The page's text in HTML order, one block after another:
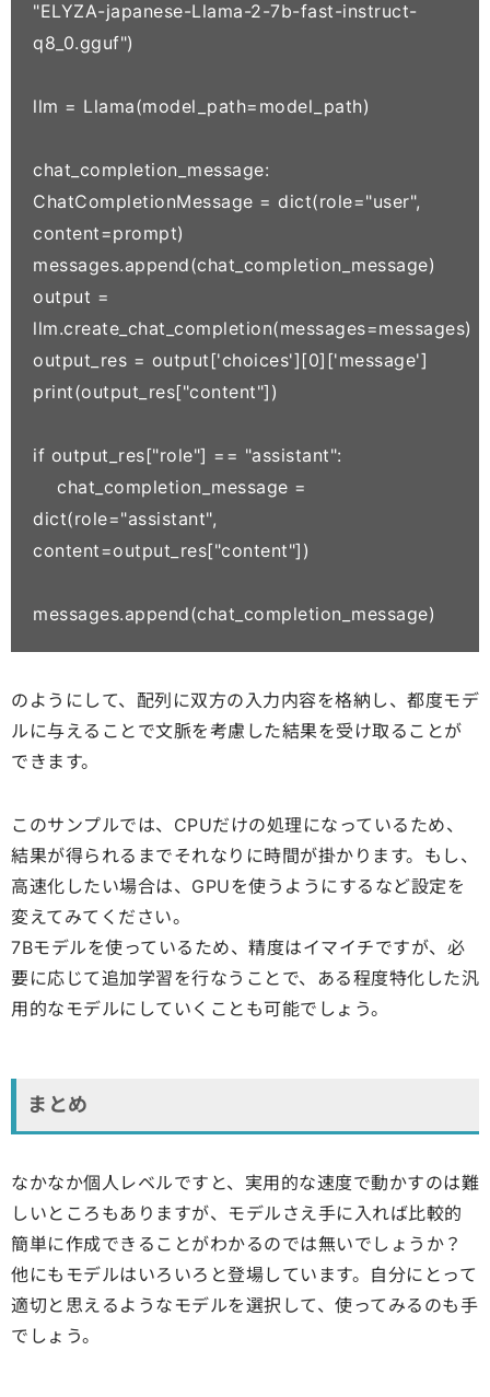
"ELYZA-japanese-Llama-2-7b-fast-instruct-
q8_0.gguf")
llm = Llama(model_path=model_path)
chat_completion_message:
ChatCompletionMessage = dict(role="user",
content=prompt)
messages.append(chat_completion_message)
output =
llm.create_chat_completion(messages=messages)
output_res = output['choices'][0]['message']
print(output_res["content"])
if output_res["role"] == "assistant":
dict(role="assistant",
content=output_res["content"])
のようにして、配列に双方の入力内容を格納し、都度モデ
ルに与えることで文脈を考慮した結果を受け取ることが
できます。
このサンプルでは、CPUだけの処理になっているため、
結果が得られるまでそれなりに時間が掛かります。もし、
高速化したい場合は、GPUを使うようにするなど設定を
変えてみてください。
7Bモデルを使っているため、精度はイマイチですが、必
要に応じて追加学習を行なうことで、ある程度特化した汎
用的なモデルにしていくことも可能でしょう。
まとめ
なかなか個人レベルですと、実用的な速度で動かすのは難
しいところもありますが、モデルさえ手に入れば比較的
簡単に作成できることがわかるのでは無いでしょうか？
他にもモデルはいろいろと登場しています。自分にとって
適切と思えるようなモデルを選択して、使ってみるのも手
でしょう。